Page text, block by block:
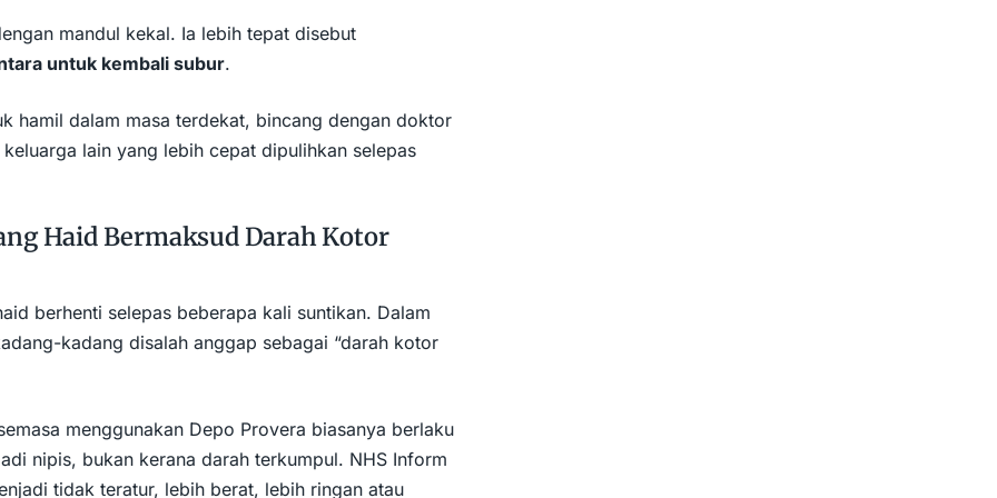
mandul kekal. Ia lebih tepat disebut
untuk kembali subur.
hamil dalam masa terdekat, bincang dengan doktor
lain yang lebih cepat dipulihkan selepas
Haid Bermaksud Darah Kotor
berhenti selepas beberapa kali suntikan. Dalam
kadang disalah anggap sebagai “darah kotor
menggunakan Depo Provera biasanya berlaku
nipis, bukan kerana darah terkumpul. NHS Inform
tidak teratur, lebih berat, lebih ringan atau